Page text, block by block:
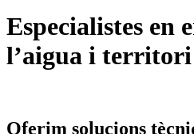
Especialistes en
l’aigua i territori
Oferim solucions